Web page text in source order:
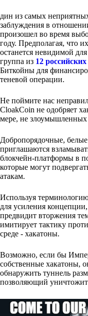
дин из самых
заблуждения в
произошел во время
году. Предполагая, что
останется невидимой
группа из 12
Биткойны для
теневой операции.
Не поймите нас
CloakCoin не одобряет
мере, не злоумышленных
Добропорядочные,
приглашаются
блокчейн-платформы в
которые могут
атакам.
Используя
для усиления концепции,
предвидит вторжения
имитирует тактику
среде - хакатоны.
Возможно, если бы
собственные хакатоны,
обнаружить туннель
позволяющий